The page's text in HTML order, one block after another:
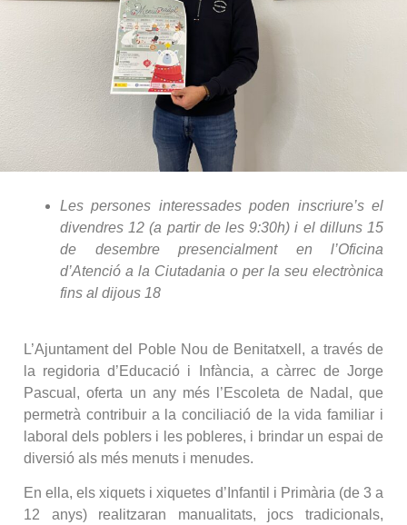
Les persones interessades poden inscriure’s el
divendres 12 (a partir de les 9:30h) i el dilluns 15
de desembre presencialment en l’Oficina
d’Atenció a la Ciutadania o per la seu electrònica
fins al dijous 18
L’Ajuntament del Poble Nou de Benitatxell, a través de
la regidoria d’Educació i Infància, a càrrec de Jorge
Pascual, oferta un any més l’Escoleta de Nadal, que
permetrà contribuir a la conciliació de la vida familiar i
laboral dels poblers i les pobleres, i brindar un espai de
diversió als més menuts i menudes.
En ella, els xiquets i xiquetes d’Infantil i Primària (de 3 a
12 anys) realitzaran manualitats, jocs tradicionals,